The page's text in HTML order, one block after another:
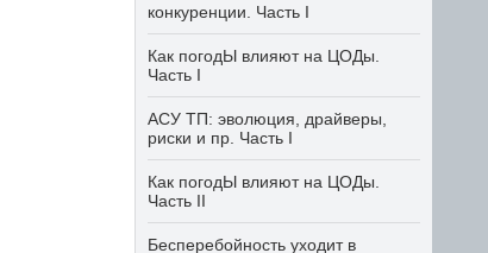
конкуренции. Часть I
Как погодЫ влияют на ЦОДы.
Часть I
АСУ ТП: эволюция, драйверы,
риски и пр. Часть I
Как погодЫ влияют на ЦОДы.
Часть II
Бесперебойность уходит в